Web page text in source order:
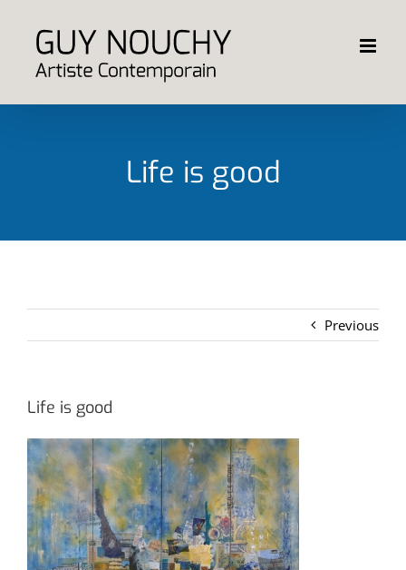
content
Life is good
Previous
Life is good